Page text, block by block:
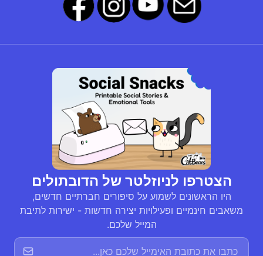
הצטרפו לניוזלטר של הדובתולים
היו הראשונים לשמוע על סיפורים חברתיים חדשים,
משאבים חינמיים ופעילויות יצירה חדשות - ישירות לתיבת
המייל שלכם.